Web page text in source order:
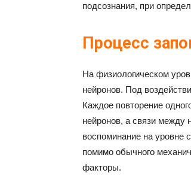
подсознания, при
Процесс
На физиологическом
нейронов. Под
Каждое повторение
нейронов, а связи между
воспоминание на уровне
помимо обычного
факторы.